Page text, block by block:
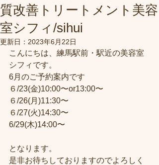
質改善トリートメント美容
室シフィ/sihui
更新日： 2023年6月22日
こんにちは、練馬駅前・駅近の美容室
シフィです。
6月のご予約案内です
６/23(金)10:00〜or13:00〜
６/26(月)11:30〜
６/27(火)14:30〜
6/29(木)14:00〜
となります。
是非お待ちしておりますのでよろしく